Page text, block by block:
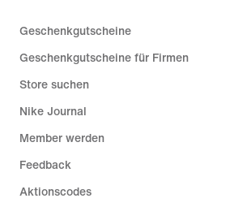
Geschenkgutscheine
Geschenkgutscheine für Firmen
Store suchen
Nike Journal
Member werden
Feedback
Aktionscodes